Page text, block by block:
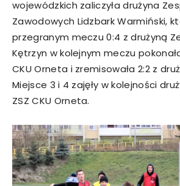
wojewódzkich zaliczyła drużyna
Zawodowych Lidzbark Warmiński,
przegranym meczu 0:4 z drużyną
Kętrzyn w kolejnym meczu
CKU Orneta i zremisowała 2:2 z
Miejsce 3 i 4 zajęły w kolejności
ZSZ CKU Orneta.